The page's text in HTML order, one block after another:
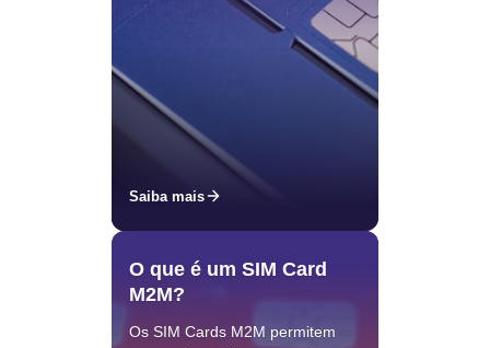
Saiba mais
O que é um SIM Card
M2M?
Os SIM Cards M2M permitem